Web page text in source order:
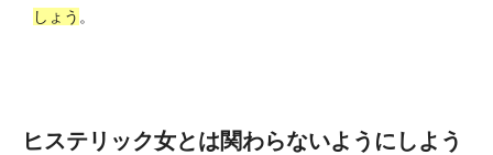
しょう 。
ヒステリック女とは関わらないようにしよう